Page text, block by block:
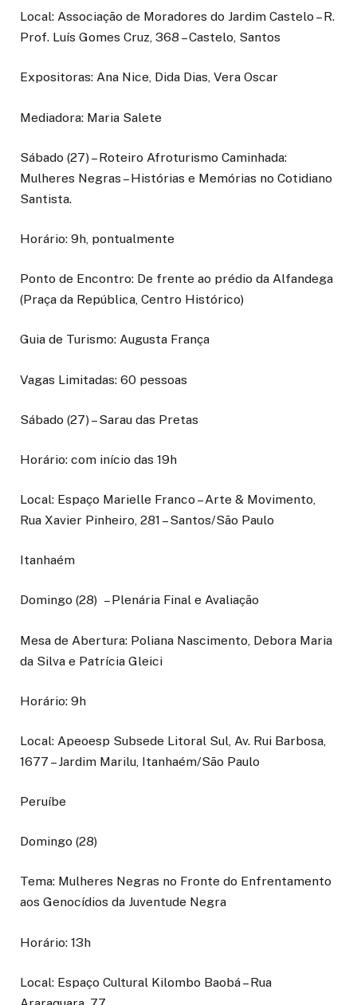
Local: Associação de Moradores do Jardim Castelo – R.
Prof. Luís Gomes Cruz, 368 – Castelo, Santos
Expositoras: Ana Nice, Dida Dias, Vera Oscar
Mediadora: Maria Salete
Sábado (27) – Roteiro Afroturismo Caminhada:
Mulheres Negras – Histórias e Memórias no Cotidiano
Santista.
Horário: 9h, pontualmente
Ponto de Encontro: De frente ao prédio da Alfandega
(Praça da República, Centro Histórico)
Guia de Turismo: Augusta França
Vagas Limitadas: 60 pessoas
Sábado (27) – Sarau das Pretas
Horário: com início das 19h
Local: Espaço Marielle Franco – Arte & Movimento,
Rua Xavier Pinheiro, 281 – Santos/São Paulo
Itanhaém
Domingo (28) – Plenária Final e Avaliação
Mesa de Abertura: Poliana Nascimento, Debora Maria
da Silva e Patrícia Gleici
Horário: 9h
Local: Apeoesp Subsede Litoral Sul, Av. Rui Barbosa,
1677 – Jardim Marilu, Itanhaém/São Paulo
Peruíbe
Domingo (28)
Tema: Mulheres Negras no Fronte do Enfrentamento
aos Genocídios da Juventude Negra
Horário: 13h
Local: Espaço Cultural Kilombo Baobá – Rua